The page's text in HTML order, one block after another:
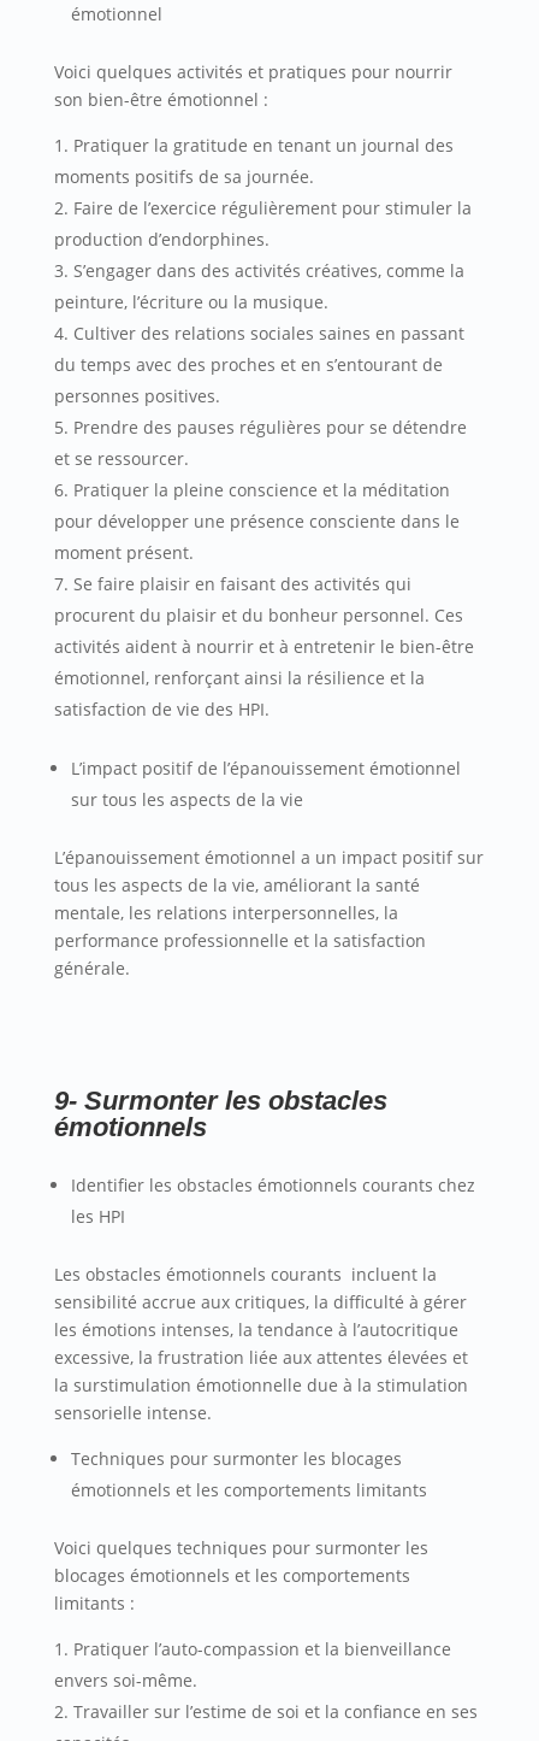
émotionnel
Voici quelques activités et pratiques pour nourrir
son bien-être émotionnel :
Pratiquer la gratitude en tenant un journal des
moments positifs de sa journée.
Faire de l’exercice régulièrement pour stimuler la
production d’endorphines.
S’engager dans des activités créatives, comme la
peinture, l’écriture ou la musique.
Cultiver des relations sociales saines en passant
du temps avec des proches et en s’entourant de
personnes positives.
Prendre des pauses régulières pour se détendre
et se ressourcer.
Pratiquer la pleine conscience et la méditation
pour développer une présence consciente dans le
moment présent.
Se faire plaisir en faisant des activités qui
procurent du plaisir et du bonheur personnel. Ces
activités aident à nourrir et à entretenir le bien-être
émotionnel, renforçant ainsi la résilience et la
satisfaction de vie des HPI.
L’impact positif de l’épanouissement émotionnel
sur tous les aspects de la vie
L’épanouissement émotionnel a un impact positif sur
tous les aspects de la vie, améliorant la santé
mentale, les relations interpersonnelles, la
performance professionnelle et la satisfaction
générale.
9- Surmonter les obstacles
émotionnels
Identifier les obstacles émotionnels courants chez
les HPI
Les obstacles émotionnels courants incluent la
sensibilité accrue aux critiques, la difficulté à gérer
les émotions intenses, la tendance à l’autocritique
excessive, la frustration liée aux attentes élevées et
la surstimulation émotionnelle due à la stimulation
sensorielle intense.
Techniques pour surmonter les blocages
émotionnels et les comportements limitants
Voici quelques techniques pour surmonter les
blocages émotionnels et les comportements
limitants :
Pratiquer l’auto-compassion et la bienveillance
envers soi-même.
Travailler sur l’estime de soi et la confiance en ses